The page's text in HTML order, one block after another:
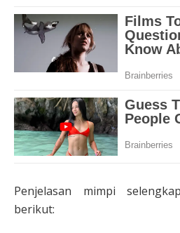
Penjelasan mimpi
berikut: